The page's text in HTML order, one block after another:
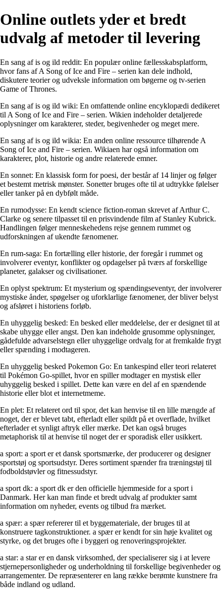
Online outlets yder et bredt
udvalg af metoder til levering
En sang af is og ild reddit: En populær online fællesskabsplatform,
hvor fans af A Song of Ice and Fire – serien kan dele indhold,
diskutere teorier og udveksle information om bøgerne og tv-serien
Game of Thrones.
En sang af is og ild wiki: En omfattende online encyklopædi dedikeret
til A Song of Ice and Fire – serien. Wikien indeholder detaljerede
oplysninger om karakterer, steder, begivenheder og meget mere.
En sang af is og ild wikia: En anden online ressource tilhørende A
Song of Ice and Fire – serien. Wikiaen har også information om
karakterer, plot, historie og andre relaterede emner.
En sonnet: En klassisk form for poesi, der består af 14 linjer og følger
et bestemt metrisk mønster. Sonetter bruges ofte til at udtrykke følelser
eller tanker på en dybfølt måde.
En rumodysse: En kendt science fiction-roman skrevet af Arthur C.
Clarke og senere tilpasset til en prisvindende film af Stanley Kubrick.
Handlingen følger menneskehedens rejse gennem rummet og
udforskningen af ​​ukendte fænomener.
En rum-saga: En fortælling eller historie, der foregår i rummet og
involverer eventyr, konflikter og opdagelser på tværs af forskellige
planeter, galakser og civilisationer.
En oplyst spektrum: Et mysterium og spændingseventyr, der involverer
mystiske ånder, spøgelser og uforklarlige fænomener, der bliver belyst
og afsløret i historiens forløb.
En uhyggelig besked: En besked eller meddelelse, der er designet til at
skabe uhygge eller angst. Den kan indeholde grusomme oplysninger,
gådefulde advarselstegn eller uhyggelige ordvalg for at fremkalde frygt
eller spænding i modtageren.
En uhyggelig besked Pokemon Go: En tankespind eller teori relateret
til Pokémon Go-spillet, hvor en spiller modtager en mystisk eller
uhyggelig besked i spillet. Dette kan være en del af en spændende
historie eller blot et internetmeme.
En plet: Et relateret ord til spor, det kan henvise til en lille mængde af
noget, der er blevet tabt, efterladt eller spildt på et overflade, hvilket
efterlader et synligt aftryk eller mærke. Det kan også bruges
metaphorisk til at henvise til noget der er sporadisk eller usikkert.
a sport: a sport er et dansk sportsmærke, der producerer og designer
sportstøj og sportsudstyr. Deres sortiment spænder fra træningstøj til
fodboldstøvler og fitnessudstyr.
a sport dk: a sport dk er den officielle hjemmeside for a sport i
Danmark. Her kan man finde et bredt udvalg af produkter samt
information om nyheder, events og tilbud fra mærket.
a spær: a spær refererer til et byggemateriale, der bruges til at
konstruere tagkonstruktioner. a spær er kendt for sin høje kvalitet og
styrke, og det bruges ofte i byggeri og renoveringsprojekter.
a star: a star er en dansk virksomhed, der specialiserer sig i at levere
stjernepersonligheder og underholdning til forskellige begivenheder og
arrangementer. De repræsenterer en lang række berømte kunstnere fra
både indland og udland.